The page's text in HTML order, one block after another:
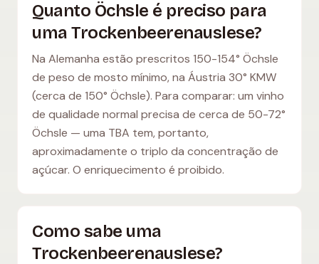
Quanto Öchsle é preciso para
uma Trockenbeerenauslese?
Na Alemanha estão prescritos 150-154° Öchsle
de peso de mosto mínimo, na Áustria 30° KMW
(cerca de 150° Öchsle). Para comparar: um vinho
de qualidade normal precisa de cerca de 50-72°
Öchsle — uma TBA tem, portanto,
aproximadamente o triplo da concentração de
açúcar. O enriquecimento é proibido.
Como sabe uma
Trockenbeerenauslese?